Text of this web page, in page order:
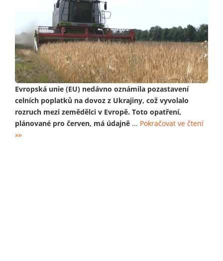
Evropská unie (EU) nedávno oznámila pozastavení
celních poplatků na dovoz z Ukrajiny, což vyvolalo
rozruch mezi zemědělci v Evropě. Toto opatření,
plánované pro červen, má údajně ... Pokračovat ve čtení
»»